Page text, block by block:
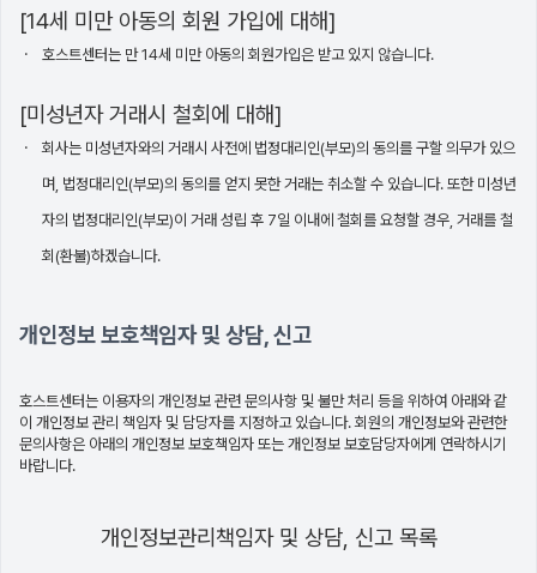
[14세 미만 아동의 회원 가입에 대해]
호스트센터는 만 14세 미만 아동의 회원가입은 받고 있지 않습니다.
[미성년자 거래시 철회에 대해]
회사는 미성년자와의 거래시 사전에 법정대리인(부모)의 동의를 구할 의무가 있으
며, 법정대리인(부모)의 동의를 얻지 못한 거래는 취소할 수 있습니다. 또한 미성년
자의 법정대리인(부모)이 거래 성립 후 7일 이내에 철회를 요청할 경우, 거래를 철
회(환불)하겠습니다.
개인정보 보호책임자 및 상담, 신고
호스트센터는 이용자의 개인정보 관련 문의사항 및 불만 처리 등을 위하여 아래와 같
이 개인정보 관리 책임자 및 담당자를 지정하고 있습니다. 회원의 개인정보와 관련한
문의사항은 아래의 개인정보 보호책임자 또는 개인정보 보호담당자에게 연락하시기
바랍니다.
개인정보관리책임자 및 상담, 신고 목록